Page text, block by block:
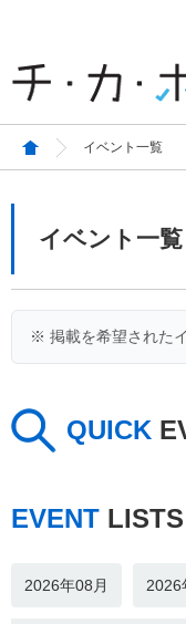
イベント一覧
イベント一覧
※ 掲載を希望された
QUICK
EVENT LISTS
2026年08月 2026